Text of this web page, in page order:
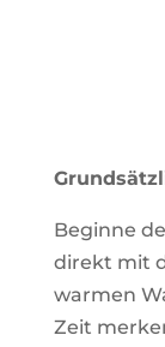
Beginne
direkt mit
warmen
Zeit